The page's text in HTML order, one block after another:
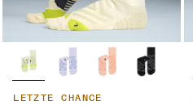
LETZTE CHANCE